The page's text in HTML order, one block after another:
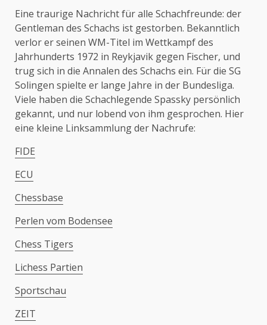
Eine traurige Nachricht für alle Schachfreunde: der
Gentleman des Schachs ist gestorben. Bekanntlich
verlor er seinen WM-Titel im Wettkampf des
Jahrhunderts 1972 in Reykjavik gegen Fischer, und
trug sich in die Annalen des Schachs ein. Für die SG
Solingen spielte er lange Jahre in der Bundesliga.
Viele haben die Schachlegende Spassky persönlich
gekannt, und nur lobend von ihm gesprochen. Hier
eine kleine Linksammlung der Nachrufe:
FIDE
ECU
Chessbase
Perlen vom Bodensee
Chess Tigers
Lichess Partien
Sportschau
ZEIT